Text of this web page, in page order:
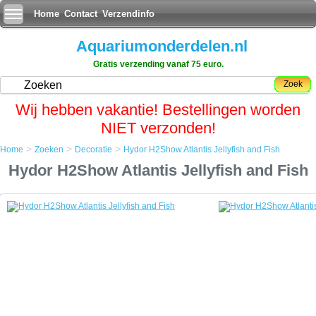
Home Contact Verzendinfo
Aquariumonderdelen.nl
Gratis verzending vanaf 75 euro.
Zoek
Wij hebben vakantie! Bestellingen worden
NIET verzonden!
Zoeken
Hydor H2Show Atlantis Jellyfish and Fish
Hydor H2Show Atlantis Jellyfish and Fish
Home > Zoeken > Decoratie > Hydor H2Show Atlantis Jellyfish and Fish
Hydor H2Show Atlantis Jellyfish and Fish